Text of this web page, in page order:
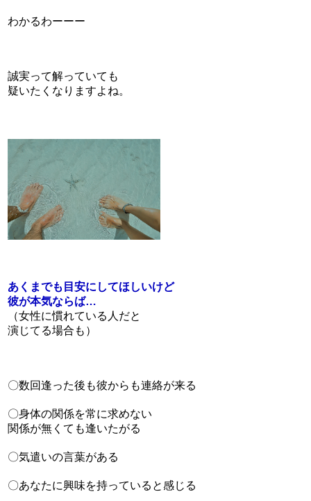
わかるわーーー
誠実って解っていても
疑いたくなりますよね。
あくまでも目安にしてほしいけど
彼が本気ならば…
（女性に慣れている人だと
演じてる場合も）
〇数回逢った後も彼からも連絡が来る
〇身体の関係を常に求めない
関係が無くても逢いたがる
〇気遣いの言葉がある
〇あなたに興味を持っていると感じる